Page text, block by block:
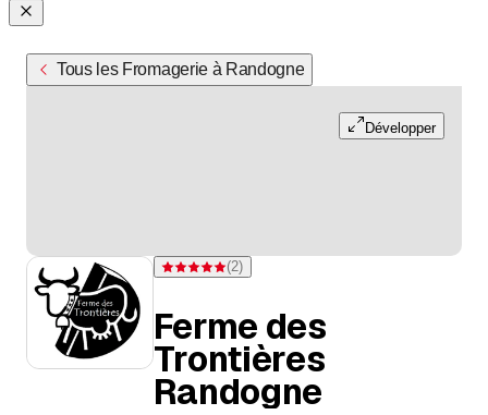
Tous les Fromagerie à Randogne
Développer
Note 5 sur 5 étoiles pour 2 évaluations
(2)
Ferme des
Trontières
Randogne